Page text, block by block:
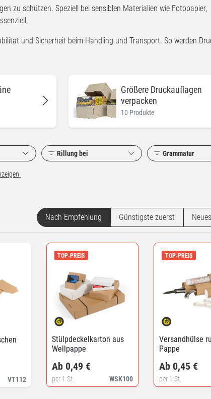
zu schützen. Speziell bei sensiblen Materialien wie Fotopapier,
und Sicherheit beim Handling und Transport. So werden
Größere Druckauflagen
verpacken
10 Produkte
Rillung bei Grammatur
Nach Empfehlung Günstigste zuerst
VT112
TOP-PREIS
Stülpdeckelkarton aus
Wellpappe
WSK100
Ab 0,49 €
per 1 St.
TOP-PREIS
Versandhülse
Pappe
Ab 0,45 €
per 1 St.